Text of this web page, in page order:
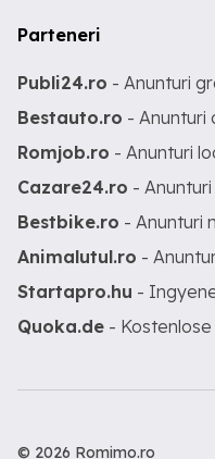
Parteneri
Publi24.ro - Anunturi
Bestauto.ro -
Romjob.ro - Anunturi
Cazare24.ro -
Bestbike.ro - Anunturi
Animalutul.ro -
Startapro.hu -
Quoka.de -
© 2026 Romimo.ro